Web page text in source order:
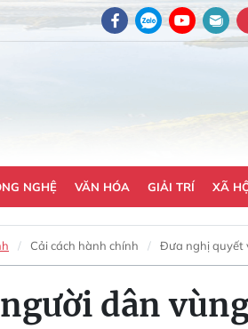
NGHỆ VĂN HÓA GIẢI TRÍ XÃ
Cải cách hành chính Đưa nghị quyết
dân